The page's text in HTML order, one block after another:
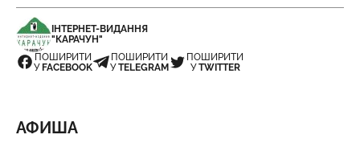
ІНТЕРНЕТ-ВИДАННЯ
"КАРАЧУН"
ПОШИРИТИ
У FACEBOOK
ПОШИРИТИ
УTELEGRAM
ПОШИРИТИ
УTWITTER
АФИША